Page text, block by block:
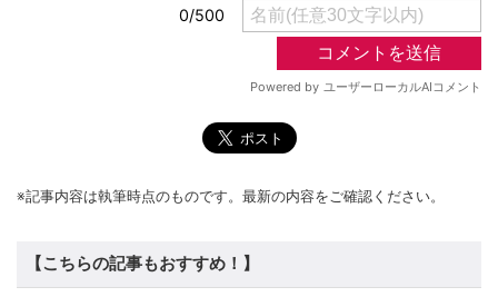
※記事内容は執筆時点のものです。最新の内容をご確認ください。
【こちらの記事もおすすめ！】